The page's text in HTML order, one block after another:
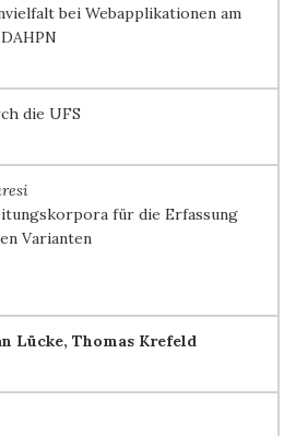
bei Webapplikationen am
die UFS
für die Erfassung
Varianten
Lücke, Thomas Krefeld